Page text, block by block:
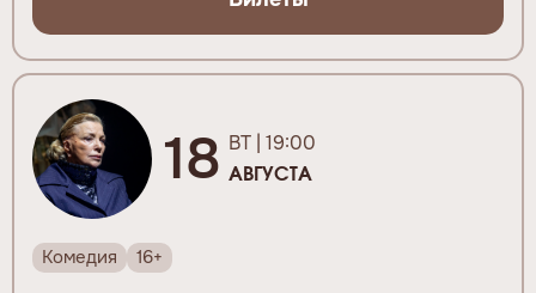
18 ВТ | 19:00
АВГУСТА
Комедия 16+